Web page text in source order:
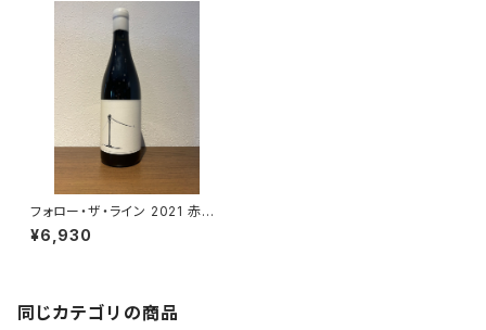
フォロー・ザ・ライン 2021 赤ワ
イン サヴェージ 750ml
¥6,930
同じカテゴリの商品